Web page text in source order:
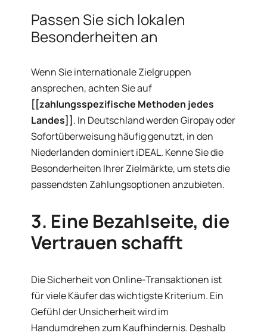
Passen Sie sich lokalen
Besonderheiten an
Wenn Sie internationale Zielgruppen
ansprechen, achten Sie auf
[[zahlungsspezifische Methoden jedes
Landes]] . In Deutschland werden Giropay oder
Sofortüberweisung häufig genutzt, in den
Niederlanden dominiert iDEAL. Kenne Sie die
Besonderheiten Ihrer Zielmärkte, um stets die
passendsten Zahlungsoptionen anzubieten.
3. Eine Bezahlseite, die
Vertrauen schafft
Die Sicherheit von Online-Transaktionen ist
für viele Käufer das wichtigste Kriterium. Ein
Gefühl der Unsicherheit wird im
Handumdrehen zum Kaufhindernis. Deshalb